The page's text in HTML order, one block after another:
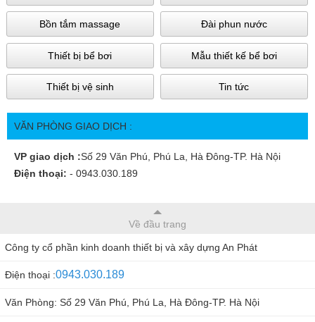
Bồn tắm massage Đài phun nước
Thiết bị bể bơi Mẫu thiết kế bể bơi
Thiết bị vệ sinh Tin tức
VĂN PHÒNG GIAO DỊCH :
VP giao dịch :Số 29 Văn Phú, Phú La, Hà Đông-TP. Hà Nội
Điện thoại: - 0943.030.189
Về đầu trang
Công ty cổ phần kinh doanh thiết bị và xây dựng An Phát
Điện thoại :0943.030.189
Văn Phòng: Số 29 Văn Phú, Phú La, Hà Đông-TP. Hà Nội